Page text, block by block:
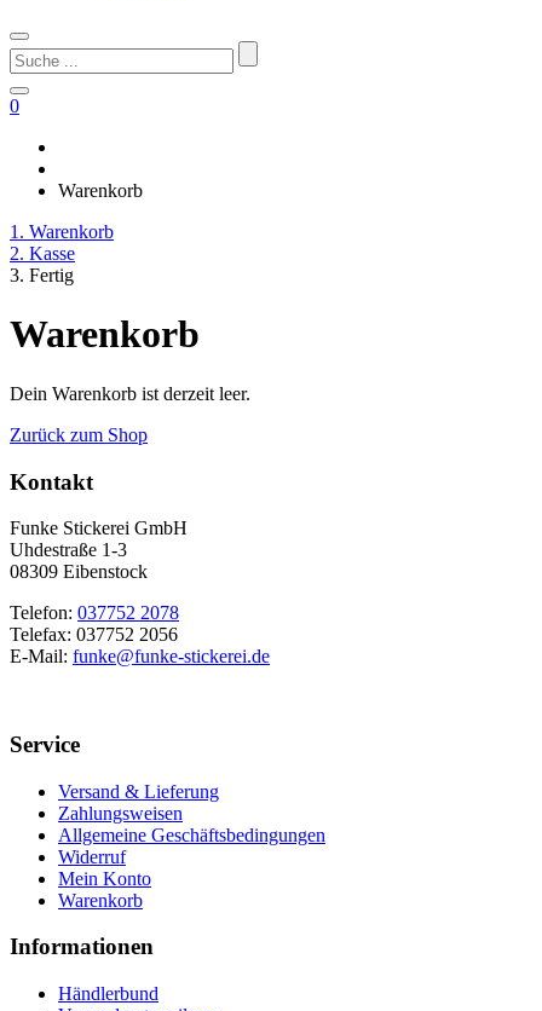
Suchen
nach:
0
Warenkorb
1. Warenkorb
2. Kasse
3. Fertig
Warenkorb
Dein Warenkorb ist derzeit leer.
Zurück zum Shop
Kontakt
Funke Stickerei GmbH
Uhdestraße 1-3
08309 Eibenstock
Telefon: 037752 2078
Telefax: 037752 2056
E-Mail: funke@funke-stickerei.de
Service
Versand & Lieferung
Zahlungsweisen
Allgemeine Geschäftsbedingungen
Widerruf
Mein Konto
Warenkorb
Informationen
Händlerbund